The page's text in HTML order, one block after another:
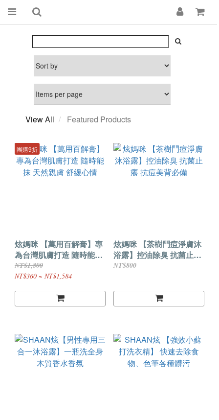
View All Featured Products
團購9折
炫媽咪 【萬用百解膏】專
為台灣肌膚打造 隨時能抹
天然親膚 舒緩心情
NT$1,800
NT$360 ~ NT$1,584
炫媽咪 【茶樹鬥痘淨膚沐
浴露】控油除臭 抗菌止癢
抗痘美背必備
NT$800